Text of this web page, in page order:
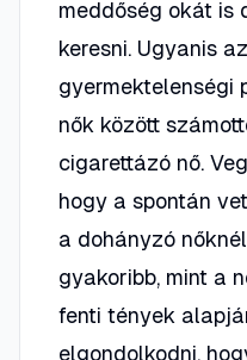
meddőség okát is
keresni. Ugyanis
gyermektelenségi
nők között
cigarettázó nő.
hogy a spontán
a dohányzó
gyakoribb, mint a
fenti tények
elgondolkodni,